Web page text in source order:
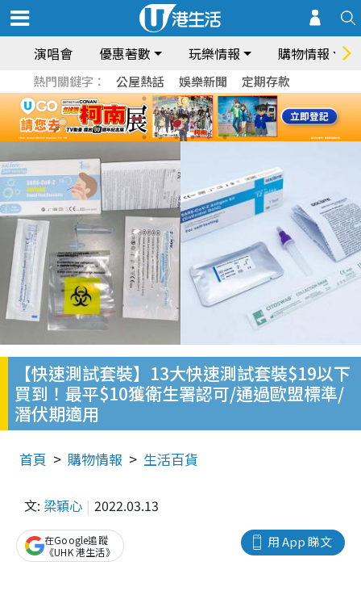
演唱會 優惠著數 玩樂情報 購物情報
熱門關鍵字： 公屋熱話 娛樂新聞 定期存款
【快速測試套裝】13大快速測試套裝$19以下
買到！最平$10獲衛生署認可/通過歐盟標準/
潛伏期適用
首頁 購物情報 生活百貨
文: 梁穎心 2022.03.13
用 App 睇文
在Google追蹤
《UHK 港生活》